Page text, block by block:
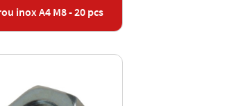
inox A4 M8 - 20 pcs